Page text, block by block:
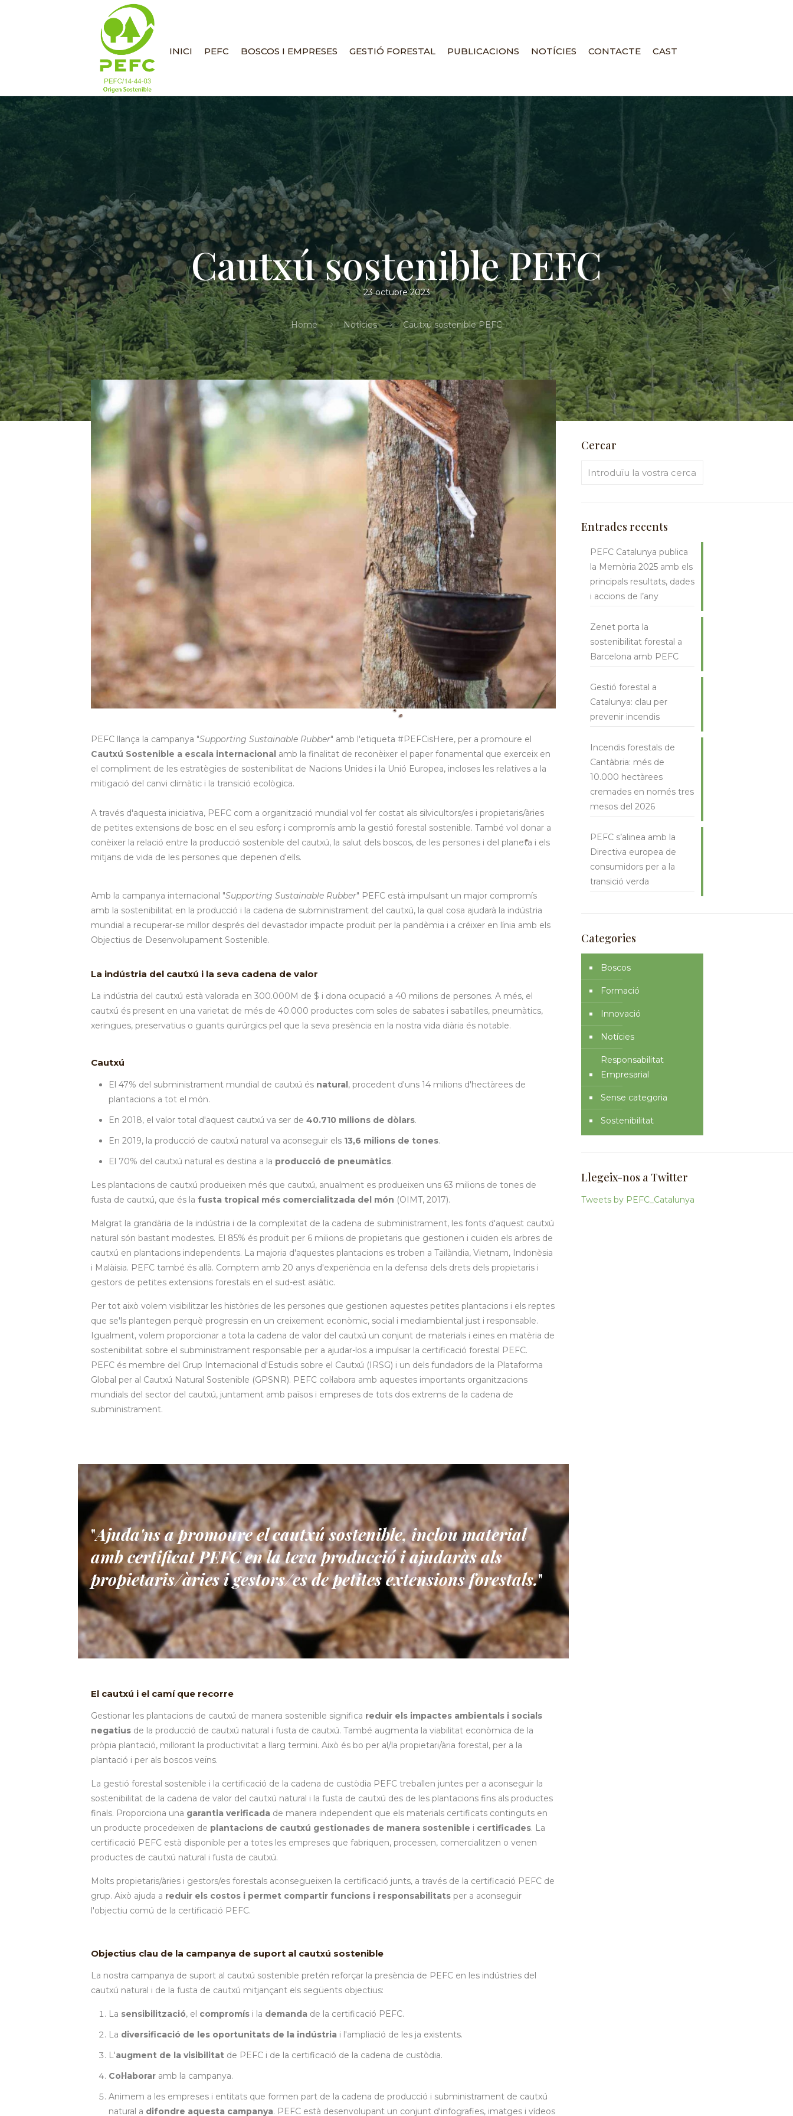
INICI PEFC BOSCOS I EMPRESES GESTIÓ FORESTAL PUBLICACIONS NOTÍCIES CONTACTE CAST
Cautxú sostenible PEFC
23 octubre 2023
Home Notícies Cautxú sostenible PEFC
PEFC llança la campanya "Supporting Sustainable Rubber" amb l'etiqueta #PEFCisHere, per a promoure el
Cautxú Sostenible a escala internacional amb la finalitat de reconèixer el paper fonamental que exerceix en
el compliment de les estratègies de sostenibilitat de Nacions Unides i la Unió Europea, incloses les relatives a la
mitigació del canvi climàtic i la transició ecològica.
A través d'aquesta iniciativa, PEFC com a organització mundial vol fer costat als silvicultors/es i propietaris/àries
de petites extensions de bosc en el seu esforç i compromís amb la gestió forestal sostenible. També vol donar a
conèixer la relació entre la producció sostenible del cautxú, la salut dels boscos, de les persones i del planeta i els
mitjans de vida de les persones que depenen d'ells.
Amb la campanya internacional "Supporting Sustainable Rubber" PEFC està impulsant un major compromís
amb la sostenibilitat en la producció i la cadena de subministrament del cautxú, la qual cosa ajudarà la indústria
mundial a recuperar-se millor després del devastador impacte produït per la pandèmia i a créixer en línia amb els
Objectius de Desenvolupament Sostenible.
La indústria del cautxú i la seva cadena de valor
La indústria del cautxú està valorada en 300.000M de $ i dona ocupació a 40 milions de persones. A més, el
cautxú és present en una varietat de més de 40.000 productes com soles de sabates i sabatilles, pneumàtics,
xeringues, preservatius o guants quirúrgics pel que la seva presència en la nostra vida diària és notable.
Cautxú
El 47% del subministrament mundial de cautxú és natural , procedent d'uns 14 milions d'hectàrees de
plantacions a tot el món.
En 2018, el valor total d'aquest cautxú va ser de 40.710 milions de dòlars.
En 2019, la producció de cautxú natural va aconseguir els 13,6 milions de tones.
El 70% del cautxú natural es destina a la producció de pneumàtics.
Les plantacions de cautxú produeixen més que cautxú, anualment es produeixen uns 63 milions de tones de
fusta de cautxú, que és la fusta tropical més comercialitzada del món (OIMT, 2017).
Malgrat la grandària de la indústria i de la complexitat de la cadena de subministrament, les fonts d'aquest cautxú
natural són bastant modestes. El 85% és produït per 6 milions de propietaris que gestionen i cuiden els arbres de
cautxú en plantacions independents. La majoria d'aquestes plantacions es troben a Tailàndia, Vietnam, Indonèsia
i Malàisia. PEFC també és allà. Comptem amb 20 anys d'experiència en la defensa dels drets dels propietaris i
gestors de petites extensions forestals en el sud-est asiàtic.
Per tot això volem visibilitzar les històries de les persones que gestionen aquestes petites plantacions i els reptes
que se'ls plantegen perquè progressin en un creixement econòmic, social i mediambiental just i responsable.
Igualment, volem proporcionar a tota la cadena de valor del cautxú un conjunt de materials i eines en matèria de
sostenibilitat sobre el subministrament responsable per a ajudar-los a impulsar la certificació forestal PEFC.
PEFC és membre del Grup Internacional d'Estudis sobre el Cautxú (IRSG) i un dels fundadors de la Plataforma
Global per al Cautxú Natural Sostenible (GPSNR). PEFC col·labora amb aquestes importants organitzacions
mundials del sector del cautxú, juntament amb països i empreses de tots dos extrems de la cadena de
subministrament.
"Ajuda'ns a promoure el cautxú sostenible, inclou material
amb certificat PEFC en la teva producció i ajudaràs als
propietaris/àries i gestors/es de petites extensions forestals."
El cautxú i el camí que recorre
Gestionar les plantacions de cautxú de manera sostenible significa reduir els impactes ambientals i socials
negatius de la producció de cautxú natural i fusta de cautxú. També augmenta la viabilitat econòmica de la
pròpia plantació, millorant la productivitat a llarg termini. Això és bo per al/la propietari/ària forestal, per a la
plantació i per als boscos veïns.
La gestió forestal sostenible i la certificació de la cadena de custòdia PEFC treballen juntes per a aconseguir la
sostenibilitat de la cadena de valor del cautxú natural i la fusta de cautxú des de les plantacions fins als productes
finals. Proporciona una garantia verificada de manera independent que els materials certificats continguts en
un producte procedeixen de plantacions de cautxú gestionades de manera sostenible i certificades. La
certificació PEFC està disponible per a totes les empreses que fabriquen, processen, comercialitzen o venen
productes de cautxú natural i fusta de cautxú.
Molts propietaris/àries i gestors/es forestals aconsegueixen la certificació junts, a través de la certificació PEFC de
grup. Això ajuda a reduir els costos i permet compartir funcions i responsabilitats per a aconseguir
l'objectiu comú de la certificació PEFC.
Objectius clau de la campanya de suport al cautxú sostenible
La nostra campanya de suport al cautxú sostenible pretén reforçar la presència de PEFC en les indústries del
cautxú natural i de la fusta de cautxú mitjançant els següents objectius:
La sensibilització, el compromís i la demanda de la certificació PEFC.
La diversificació de les oportunitats de la indústria i l'ampliació de les ja existents.
L'augment de la visibilitat de PEFC i de la certificació de la cadena de custòdia.
Col·laborar amb la campanya.
Animem a les empreses i entitats que formen part de la cadena de producció i subministrament de cautxú
natural a difondre aquesta campanya. PEFC està desenvolupant un conjunt d'infografies, imatges i vídeos
Cercar
Entrades recents
PEFC Catalunya publica
la Memòria 2025 amb els
principals resultats, dades
i accions de l’any
Zenet porta la
sostenibilitat forestal a
Barcelona amb PEFC
Gestió forestal a
Catalunya: clau per
prevenir incendis
Incendis forestals de
Cantàbria: més de
10.000 hectàrees
cremades en només tres
mesos del 2026
PEFC s’alinea amb la
Directiva europea de
consumidors per a la
transició verda
Categories
Boscos
Formació
Innovació
Notícies
Responsabilitat
Empresarial
Sense categoria
Sostenibilitat
Llegeix-nos a Twitter
Tweets by PEFC_Catalunya